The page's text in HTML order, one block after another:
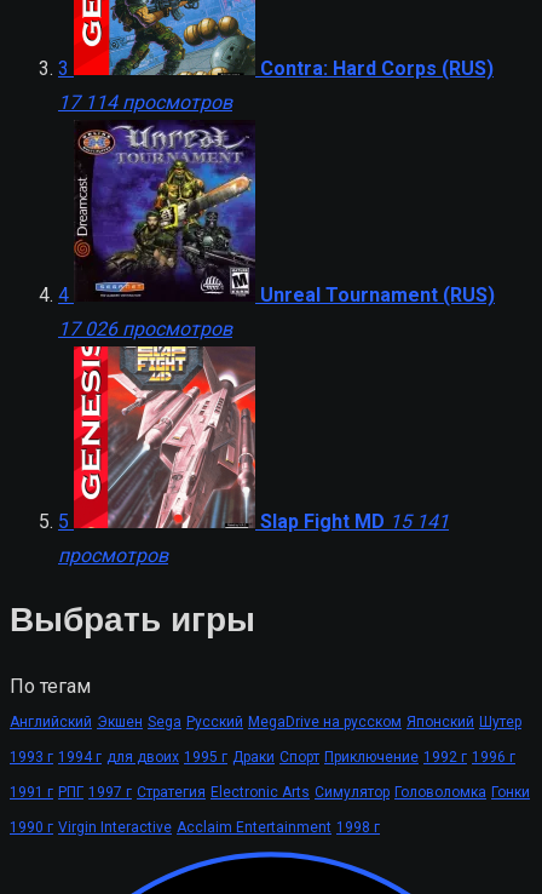
3
Contra: Hard Corps (RUS)
17 114 просмотров
4
Unreal Tournament (RUS)
17 026 просмотров
5 Slap Fight MD 15 141
просмотров
Выбрать игры
По тегам
Английский Экшен Sega Русский MegaDrive на русском Японский Шутер
1993 г 1994 г для двоих 1995 г Драки Спорт Приключение 1992 г 1996 г
1991 г РПГ 1997 г Стратегия Electronic Arts Симулятор Головоломка Гонки
1990 г Virgin Interactive Acclaim Entertainment 1998 г